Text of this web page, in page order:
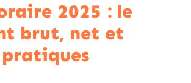
2025 : le
brut, net et
pratiques